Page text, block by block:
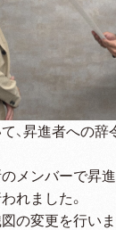
、昇進者への辞
メンバーで昇
れました。
の変更を行いま